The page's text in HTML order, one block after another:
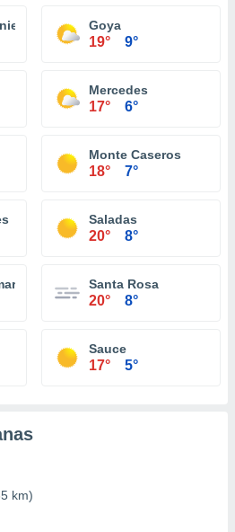
Valentin Virasoro
Goya
19° 9°
Mercedes
17° 6°
Monte Caseros
18° 7°
Saladas
20° 8°
Santa Rosa
20° 8°
Sauce
17° 5°
km)